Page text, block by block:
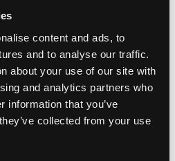
content and ads, to
and to analyse our traffic.
about your use of our site with
and analytics partners who
information that you’ve
collected from your use